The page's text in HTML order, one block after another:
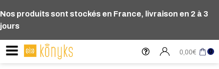
Nos produits sont stockés en France, livraison en 2 à 3
jours
0,00€ 0